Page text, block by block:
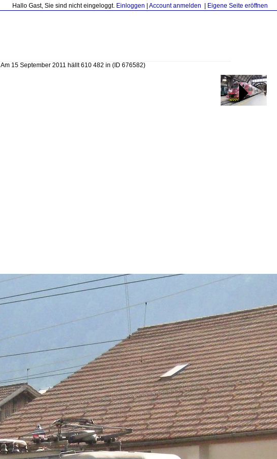
Hallo Gast, Sie sind nicht eingeloggt. Einloggen Account anmelden Eigene Seite eröffnen
Am 15 September 2011 hällt 610 482 in (ID 676582)